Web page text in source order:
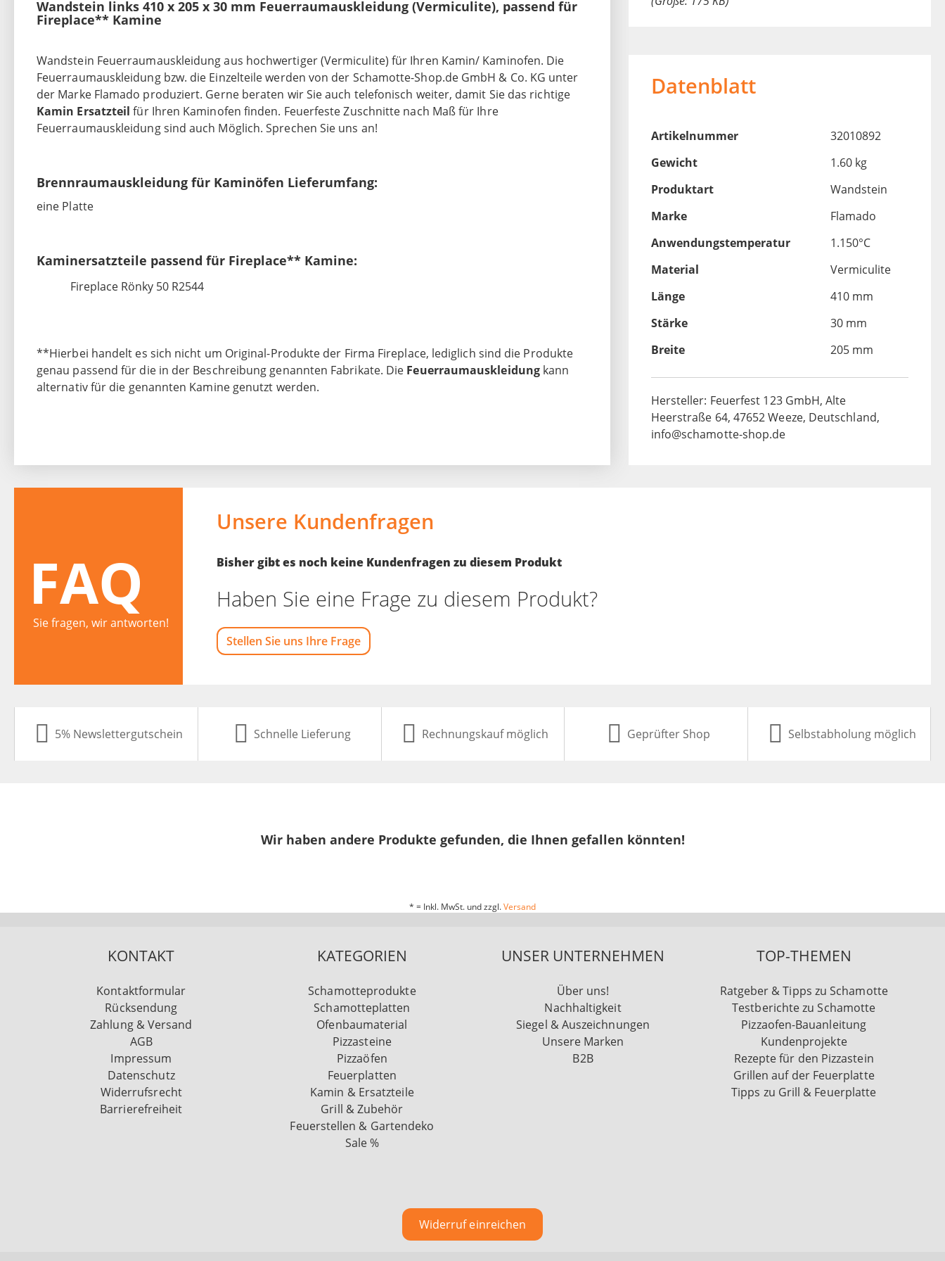
Wandstein links 410 x 205 x 30 mm Feuerraumauskleidung (Vermiculite), passend für
Fireplace** Kamine
Wandstein Feuerraumauskleidung aus hochwertiger (Vermiculite) für Ihren Kamin/ Kaminofen. Die
Feuerraumauskleidung bzw. die Einzelteile werden von der Schamotte-Shop.de GmbH & Co. KG unter
der Marke Flamado produziert. Gerne beraten wir Sie auch telefonisch weiter, damit Sie das richtige
Kamin Ersatzteil für Ihren Kaminofen finden. Feuerfeste Zuschnitte nach Maß für Ihre
Feuerraumauskleidung sind auch Möglich. Sprechen Sie uns an!
Brennraumauskleidung für Kaminöfen Lieferumfang:
eine Platte
Kaminersatzteile passend für Fireplace** Kamine:
Fireplace Rönky 50 R2544
**Hierbei handelt es sich nicht um Original-Produkte der Firma Fireplace, lediglich sind die Produkte
genau passend für die in der Beschreibung genannten Fabrikate. Die Feuerraumauskleidungkann
alternativ für die genannten Kamine genutzt werden.
Datenblatt
Artikelnummer
32010892
Gewicht
1.60 kg
Produktart
Wandstein
Marke
Flamado
Anwendungstemperatur
1.150°C
Material
Vermiculite
Länge
410 mm
Stärke
30 mm
Breite
205 mm
Hersteller: Feuerfest 123 GmbH, Alte
Heerstraße 64, 47652 Weeze, Deutschland,
info@schamotte-shop.de
FAQ
Sie fragen, wir antworten!
Unsere Kundenfragen
Bisher gibt es noch keine Kundenfragen zu diesem Produkt
Haben Sie eine Frage zu diesem Produkt?
Stellen Sie uns Ihre Frage
5% Newslettergutschein Schnelle Lieferung Rechnungskauf möglich Geprüfter Shop Selbstabholung möglich
Wir haben andere Produkte gefunden, die Ihnen gefallen könnten!
* = Inkl. MwSt. und zzgl.Versand
KONTAKT
Kontaktformular
Rücksendung
Zahlung & Versand
AGB
Impressum
Datenschutz
Widerrufsrecht
Barrierefreiheit
KATEGORIEN
Schamotteprodukte
Schamotteplatten
Ofenbaumaterial
Pizzasteine
Pizzaöfen
Feuerplatten
Kamin & Ersatzteile
Grill & Zubehör
Feuerstellen & Gartendeko
Sale %
UNSER UNTERNEHMEN
Über uns!
Nachhaltigkeit
Siegel & Auszeichnungen
Unsere Marken
B2B
TOP-THEMEN
Ratgeber & Tipps zu Schamotte
Testberichte zu Schamotte
Pizzaofen-Bauanleitung
Kundenprojekte
Rezepte für den Pizzastein
Grillen auf der Feuerplatte
Tipps zu Grill & Feuerplatte
Widerruf einreichen